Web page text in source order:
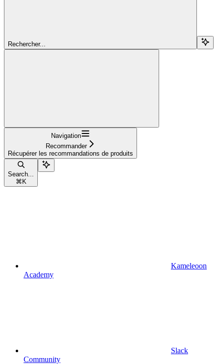
Rechercher...
Navigation
Recommander
Récupérer les recommandations de produits
Search...
⌘ K
Kameleoon
Academy
Slack
Community